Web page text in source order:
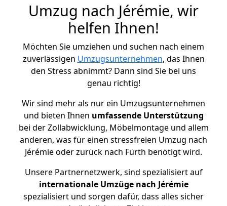
Umzug nach Jérémie, wir
helfen Ihnen!
Möchten Sie umziehen und suchen nach einem
zuverlässigen Umzugsunternehmen, das Ihnen
den Stress abnimmt? Dann sind Sie bei uns
genau richtig!
Wir sind mehr als nur ein Umzugsunternehmen
und bieten Ihnen umfassende Unterstützung
bei der Zollabwicklung, Möbelmontage und allem
anderen, was für einen stressfreien Umzug nach
Jérémie oder zurück nach Fürth benötigt wird.
Unsere Partnernetzwerk, sind spezialisiert auf
internationale Umzüge nach Jérémie
spezialisiert und sorgen dafür, dass alles sicher